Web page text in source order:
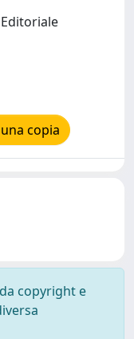
copia
copyright e